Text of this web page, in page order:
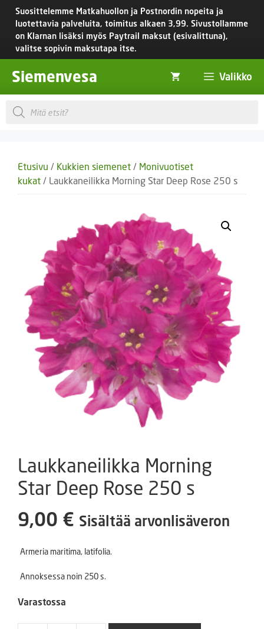
Siirry
sisältöön
Suosittelemme Matkahuollon ja Postnordin nopeita ja
luotettavia palveluita, toimitus alkaen 3,99. Sivustollamme
on Klarnan lisäksi myös Paytrail maksut (esivalittuna),
valitse sopivin maksutapa itse.
Siemenvesa Valikko
Products
search
Etusivu / Kukkien siemenet / Monivuotiset
kukat / Laukkaneilikka Morning Star Deep Rose 250 s
Laukkaneilikka Morning
Star Deep Rose 250 s
9,00 € Sisältää arvonlisäveron
Armeria maritima, latifolia.
Annoksessa noin 250 s.
Varastossa